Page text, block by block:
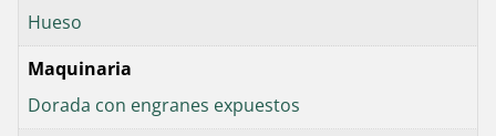
Hueso
Maquinaria
Dorada con engranes expuestos